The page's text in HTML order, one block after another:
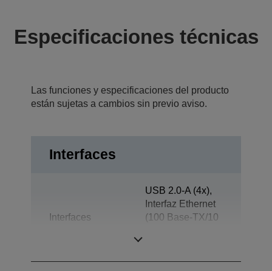
Especificaciones técnicas
Las funciones y especificaciones del producto
están sujetas a cambios sin previo aviso.
Interfaces
Interfaces
USB 2.0-A (4x),
Interfaz Ethernet
(100 Base-TX/10